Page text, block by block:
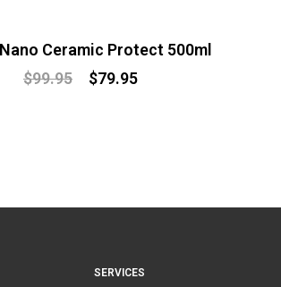
Ceramic Protect 500ml
$99.95 $79.95
SERVICES